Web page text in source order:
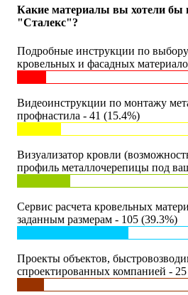
Какие материалы вы хотели бы
"Сталекс"?
Подробные инструкции по
кровельных и фасадных
Видеоинструкции по монтажу
профнастила - 41 (15.4%)
Визуализатор кровли
профиль металлочерепицы под
Сервис расчета кровельных
заданным размерам - 105 (39.3%)
Проекты объектов,
спроектированных компанией -